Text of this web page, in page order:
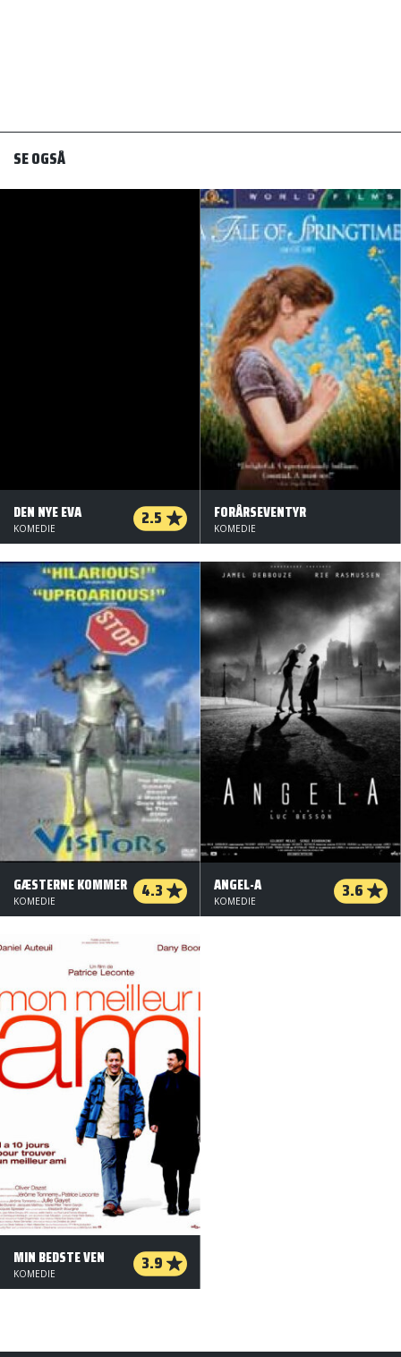
SE OGSÅ
DEN NYE EVA 2.5
KOMEDIE
FORÅRSEVENTYR
KOMEDIE
GÆSTERNE KOMMER 4.3
KOMEDIE
ANGEL-A 3.6
KOMEDIE
MIN BEDSTE VEN 3.9
KOMEDIE